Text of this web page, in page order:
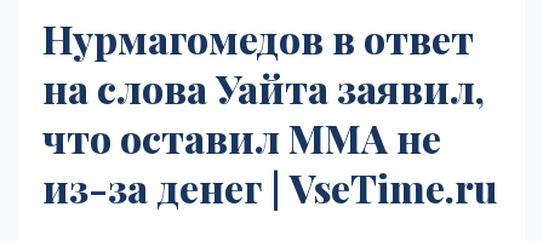
Нурмагомедов в ответ
на слова Уайта заявил,
что оставил ММА не
из-за денег | VseTime.ru